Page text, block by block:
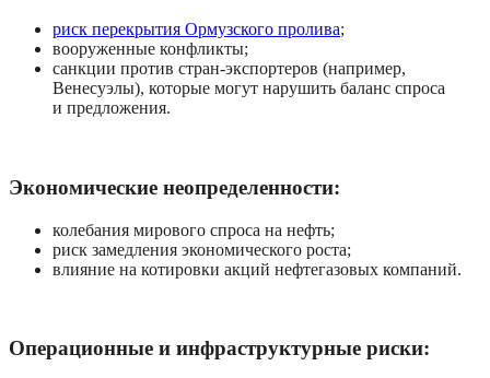
риск перекрытия Ормузского пролива;
вооруженные конфликты;
санкции против стран-экспортеров (например,
Венесуэлы), которые могут нарушить баланс спроса
и предложения.
Экономические неопределенности:
колебания мирового спроса на нефть;
риск замедления экономического роста;
влияние на котировки акций нефтегазовых компаний.
Операционные и инфраструктурные риски: